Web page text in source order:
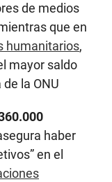
de medios
que en
humanitarios,
mayor saldo
la ONU
haber
en el